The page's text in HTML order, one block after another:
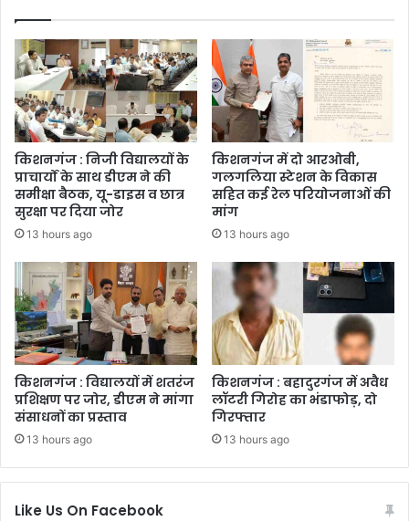
किशनगंज : निजी विद्यालयों के
प्राचार्यों के साथ डीएम ने की
समीक्षा बैठक, यू-डाइस व छात्र
सुरक्षा पर दिया जोर
13 hours ago
किशनगंज में दो आरओबी,
गलगलिया स्टेशन के विकास
सहित कई रेल परियोजनाओं की
मांग
13 hours ago
किशनगंज : विद्यालयों में शतरंज
प्रशिक्षण पर जोर, डीएम ने मांगा
संसाधनों का प्रस्ताव
13 hours ago
किशनगंज : बहादुरगंज में अवैध
लॉटरी गिरोह का भंडाफोड़, दो
गिरफ्तार
13 hours ago
Like Us On Facebook